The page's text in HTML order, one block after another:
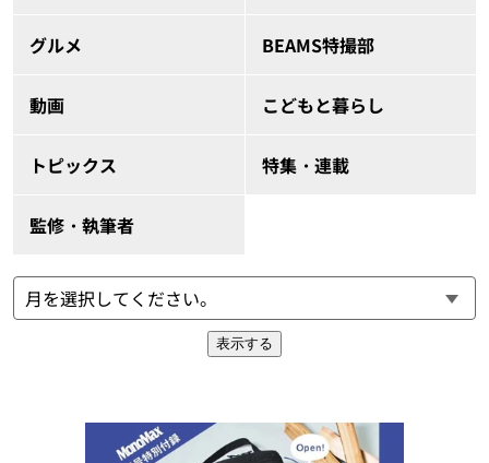
グルメ BEAMS特撮部
動画 こどもと暮らし
トピックス 特集・連載
監修・執筆者
表示する